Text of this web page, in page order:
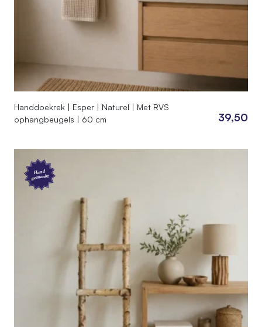
Handdoekrek | Esper | Naturel | Met RVS
ophangbeugels | 60 cm
39,50
Hand
gemaakt